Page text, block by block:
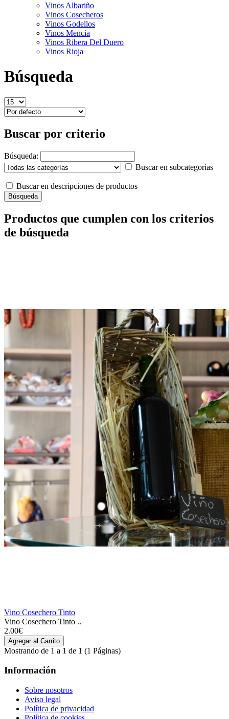
Vinos Albariño
Vinos Cosecheros
Vinos Godellos
Vinos Mencía
Vinos Ribera Del Duero
Vinos Rioja
Búsqueda
Buscar por criterio
Búsqueda:
Buscar en subcategorías
Buscar en descripciones de productos
Productos que cumplen con los criterios
de búsqueda
Vino Cosechero Tinto
Vino Cosechero Tinto ..
2.00€
Mostrando de 1 a 1 de 1 (1 Páginas)
Información
Sobre nosotros
Aviso legal
Política de privacidad